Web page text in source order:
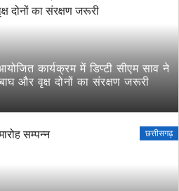
कार्यक्रम में डिप्टी सीएम साव ने
और वृक्ष दोनों का संरक्षण जरूरी
छत्तीसगढ़